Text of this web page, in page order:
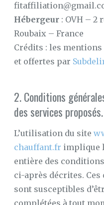
LE
SOMMEIL
Hébergeur : OVH – 2
Roubaix – France
Crédits : les mentions
et offertes par
2. Conditions
des services proposés.
L’utilisation du site
chauffant.fr implique
entière des
ci-après décrites.
sont susceptibles
complétées à tout